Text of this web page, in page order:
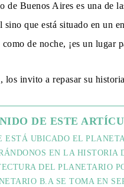
de Buenos Aires es una de
sino que está situado en un
de noche, ¡es un lugar
los invito a repasar su
DE ESTE
ESTÁ UBICADO EL
EN LA
DEL PLANETARIO
B.A SE TOMA EN